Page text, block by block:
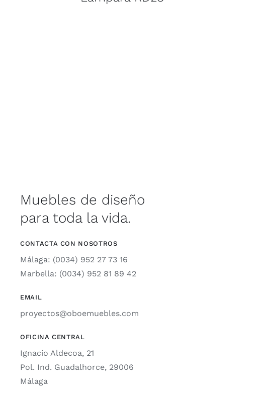
Muebles de diseño
para toda la vida.
CONTACTA CON NOSOTROS
Málaga: (0034) 952 27 73 16
Marbella: (0034) 952 81 89 42
EMAIL
proyectos@oboemuebles.com
OFICINA CENTRAL
Ignacio Aldecoa, 21
Pol. Ind. Guadalhorce, 29006
Málaga